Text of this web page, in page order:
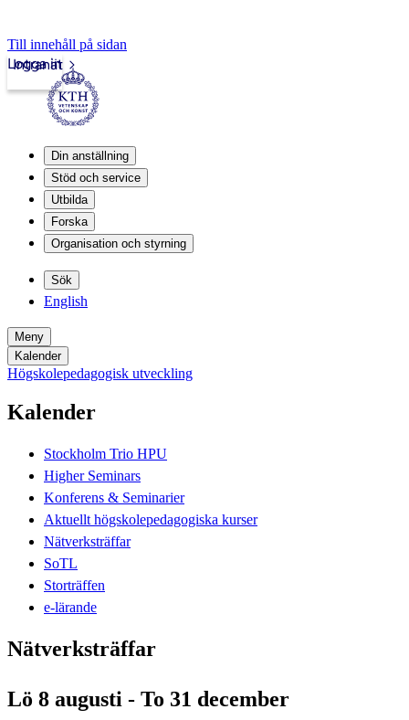
Till innehåll på sidan
Intranät
Logga in
Din anställning
Stöd och service
Utbilda
Forska
Organisation och styrning
Sök
English
Meny
Kalender
Högskolepedagogisk utveckling
Kalender
Stockholm Trio HPU
Higher Seminars
Konferens & Seminarier
Aktuellt högskolepedagogiska kurser
Nätverksträffar
SoTL
Storträffen
e-lärande
Nätverksträffar
Lö 8 augusti - To 31 december